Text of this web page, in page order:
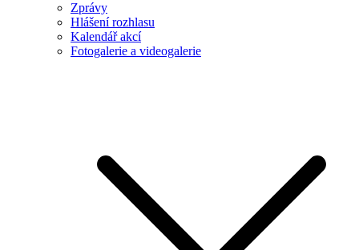
Zprávy
Hlášení rozhlasu
Kalendář akcí
Fotogalerie a videogalerie